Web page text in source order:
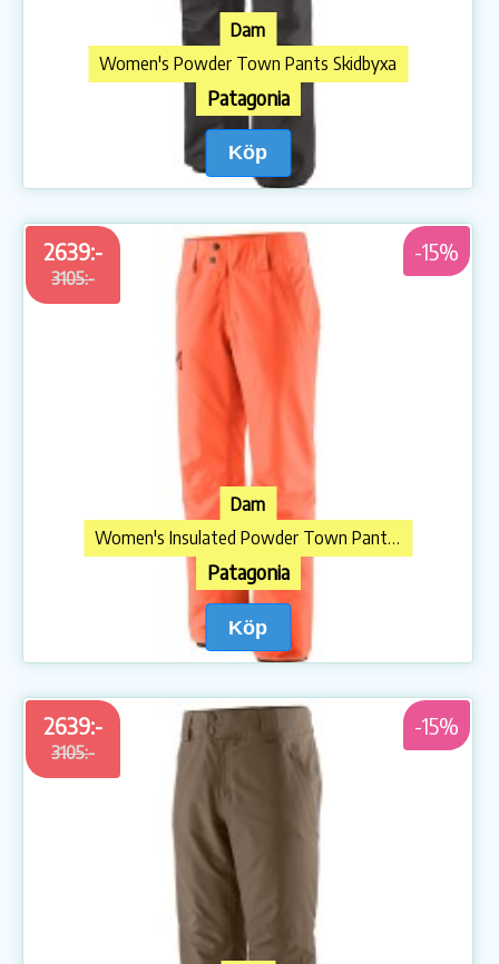
Dam
Women's Powder Town Pants Skidbyxa
Patagonia
Köp
2639:-
3105:-
-15%
Dam
Women's Insulated Powder Town Pants Skidbyxa
Patagonia
Köp
2639:-
3105:-
-15%